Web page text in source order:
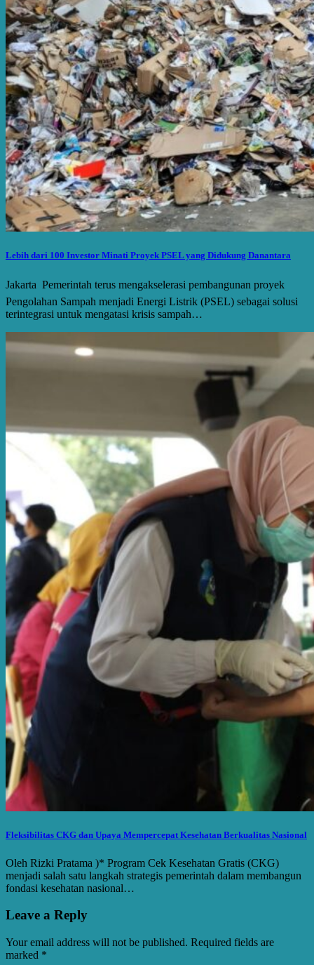
Lebih dari 100 Investor Minati Proyek PSEL yang Didukung Danantara
Jakarta  Pemerintah terus mengakselerasi pembangunan proyek
Pengolahan Sampah menjadi Energi Listrik (PSEL) sebagai solusi
terintegrasi untuk mengatasi krisis sampah…
Fleksibilitas CKG dan Upaya Mempercepat Kesehatan Berkualitas Nasional
Oleh Rizki Pratama )* Program Cek Kesehatan Gratis (CKG)
menjadi salah satu langkah strategis pemerintah dalam membangun
fondasi kesehatan nasional…
Leave a Reply
Your email address will not be published. Required fields are
marked *